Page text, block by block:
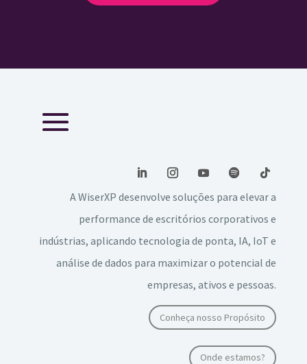
A WiserXP desenvolve soluções para elevar a
performance de escritórios corporativos e
indústrias, aplicando tecnologia de ponta, IA, IoT e
análise de dados para maximizar o potencial de
empresas, ativos e pessoas.
Conheça nosso Propósito
Onde estamos?